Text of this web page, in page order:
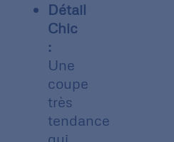
Détail
Chic
:
Une
coupe
très
tendance